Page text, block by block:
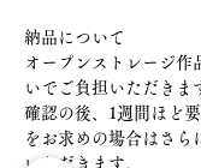
納品について
オープンストレージ作
いでご負担いただきま
確認の後、1週間ほど
をお求めの場合はさら
いただきます。